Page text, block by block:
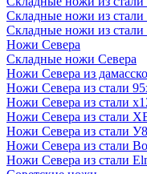
Складные ножи из
Складные ножи из стали
Ножи Севера
Складные ножи Севера
Ножи Севера из
Ножи Севера из стали
Ножи Севера из стали
Ножи Севера из стали
Ножи Севера из стали У8
Ножи Севера из стали
Ножи Севера из стали